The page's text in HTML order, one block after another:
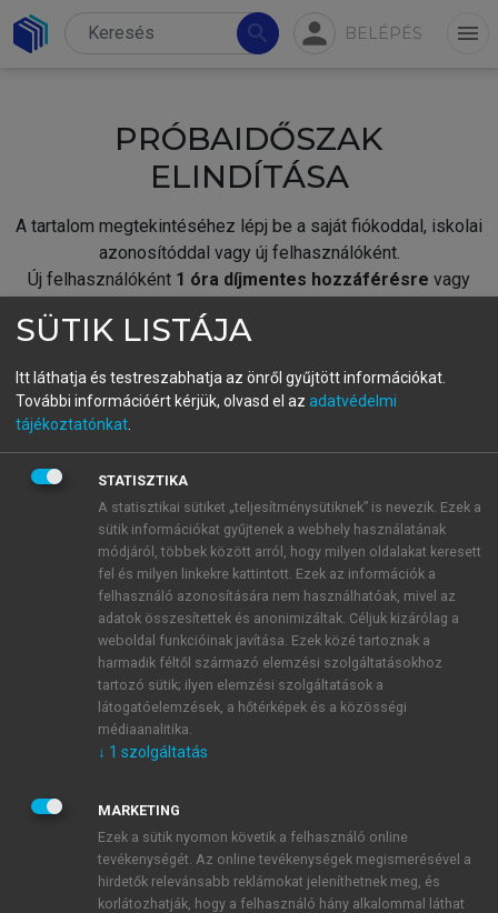
search person BELÉPÉS menu
PRÓBAIDŐSZAK
ELINDÍTÁSA
A tartalom megtekintéséhez lépj be a saját fiókoddal, iskolai
azonosítóddal vagy új felhasználóként.
Új felhasználóként 1 óra díjmentes hozzáférésre vagy
fiókoddal,vagy hozz létre új fiókot.
A regisztráció után apróbaidőszakautomatikusan
BELÉPÉS SAJÁT FIÓKKAL
ÚJ FIÓK LÉTREHOZÁSA
1 óra díjmentes hozzáférés
E-MAIL-CÍM
JELSZÓ
JELSZÓ ÚJRA
SÜTIK LISTÁJA
Itt láthatja és testreszabhatja az önről gyűjtött információkat.
További információért kérjük, olvasd el az adatvédelmi
tájékoztatónkat
STATISZTIKA
A statisztikai sütiket „teljesítménysütiknek” is nevezik. Ezek a
sütik információkat gyűjtenek a webhely használatának
módjáról, többek között arról, hogy milyen oldalakat keresett
fel és milyen linkekre kattintott. Ezek az információk a
felhasználó azonosítására nem használhatóak, mivel az
adatok összesítettek és anonimizáltak. Céljuk kizárólag a
weboldal funkcióinak javítása. Ezek közé tartoznak a
harmadik féltől származó elemzési szolgáltatásokhoz
tartozó sütik; ilyen elemzési szolgáltatások a
látogatóelemzések, a hőtérképek és a közösségi
médiaanalitika.
↓ 1 szolgáltatás
MARKETING
Ezek a sütik nyomon követik a felhasználó online
tevékenységét. Az online tevékenységek megismerésével a
hirdetők relevánsabb reklámokat jeleníthetnek meg, és
korlátozhatják, hogy a felhasználó hány alkalommal láthat